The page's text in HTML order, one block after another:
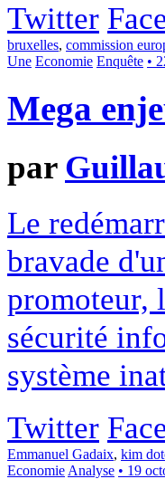
Twitter
bruxelles, commission
Une Economie Enquête •
Mega
par
Le
bravade
promoteur,
sécurité
système
Twitter
Emmanuel Gadaix, kim
Economie Analyse • 19